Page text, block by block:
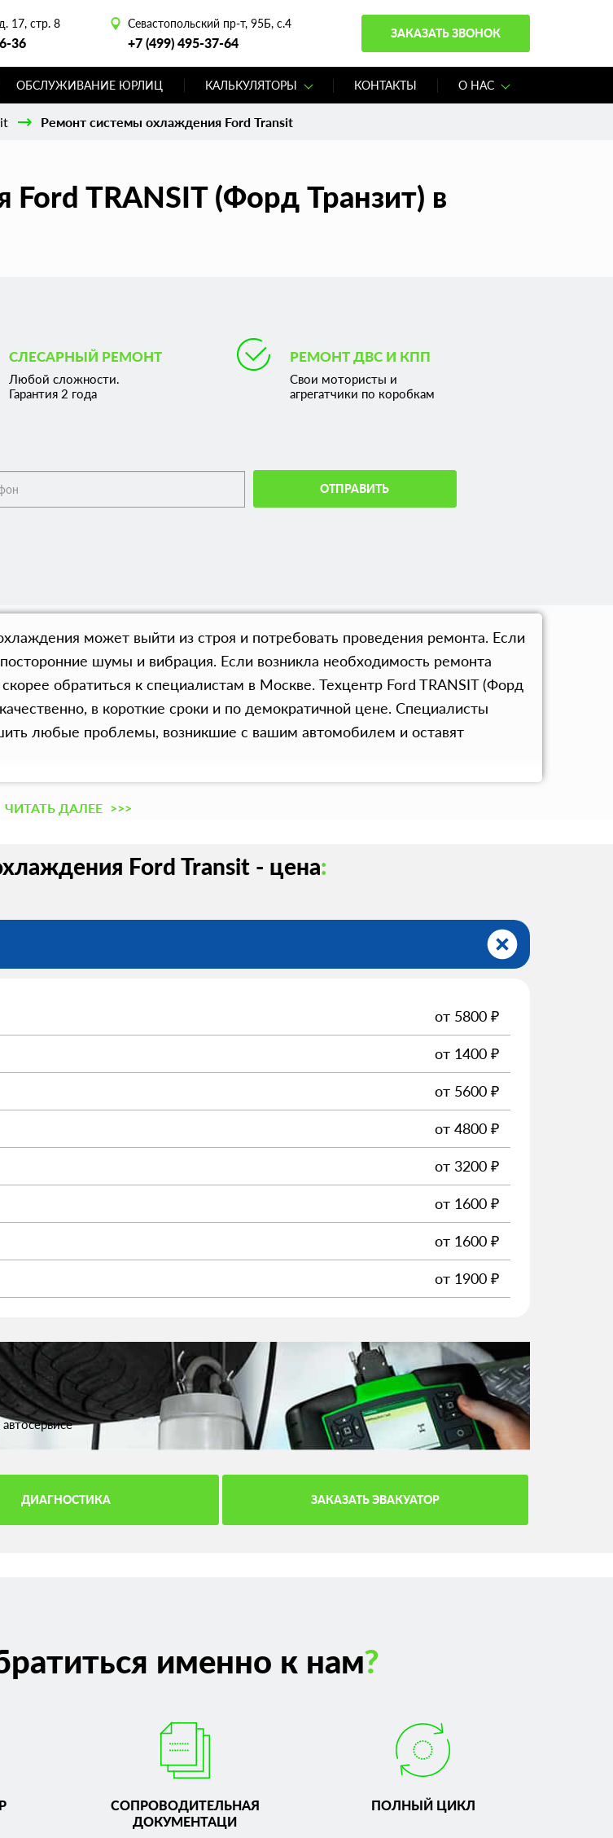
17, стр. 8
36
Севастопольский пр-т, 95Б, с.4
+7 (499) 495-37-64
ЗАКАЗАТЬ ЗВОНОК
ОБСЛУЖИВАНИЕ ЮРЛИЦ КАЛЬКУЛЯТОРЫ КОНТАКТЫ О НАС
Ремонт системы охлаждения Ford Transit
TRANSIT (Форд Транзит) в
СЛЕСАРНЫЙ РЕМОНТ
Любой сложности.
Гарантия 2 года
РЕМОНТ ДВС И КПП
Свои мотористы и
агрегатчики по коробкам
ОТПРАВИТЬ
может выйти из строя и потребовать проведения ремонта. Если
шумы и вибрация. Если возникла необходимость ремонта
обратиться к специалистам в Москве. Техцентр Ford TRANSIT (Форд
в короткие сроки и по демократичной цене. Специалисты
любые проблемы, возникшие с вашим автомобилем и оставят
ЧИТАТЬ ДАЛЕЕ >>>
Ford Transit - цена:
от 5800 ₽
от 1400 ₽
от 5600 ₽
от 4800 ₽
от 3200 ₽
от 1600 ₽
от 1600 ₽
от 1900 ₽
ДИАГНОСТИКА ЗАКАЗАТЬ ЭВАКУАТОР
именно к нам?
СОПРОВОДИТЕЛЬНАЯ
ДОКУМЕНТАЦИ
ПОЛНЫЙ ЦИКЛ